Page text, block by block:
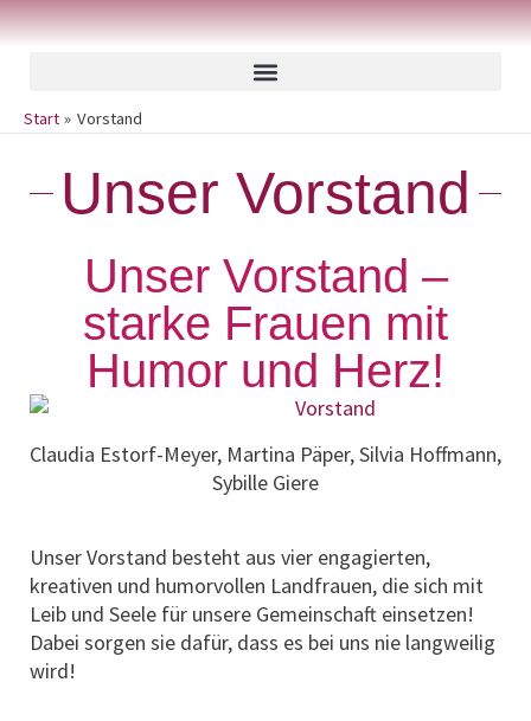
springen
Zum
Inhalt
Start Vorstand
Unser Vorstand
Unser Vorstand –
starke Frauen mit
Humor und Herz!
Claudia Estorf-Meyer, Martina Päper, Silvia Hoffmann,
Sybille Giere
Unser Vorstand besteht aus vier engagierten,
kreativen und humorvollen Landfrauen, die sich mit
Leib und Seele für unsere Gemeinschaft einsetzen!
Dabei sorgen sie dafür, dass es bei uns nie langweilig
wird!